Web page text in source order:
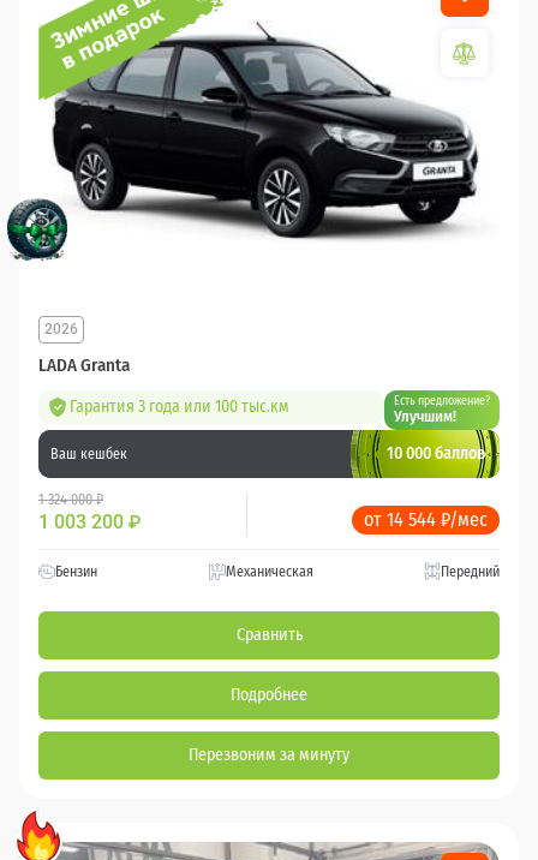
LADA Granta
2026
Гарантия 3 года или 100 тыс.км Есть предложение?
Улучшим!
Ваш кешбек 10 000 баллов
1 324 000 ₽
1 003 200 ₽ от 14 544 ₽/мес
Бензин Механическая Передний
Сравнить
Подробнее
Перезвоним за минуту